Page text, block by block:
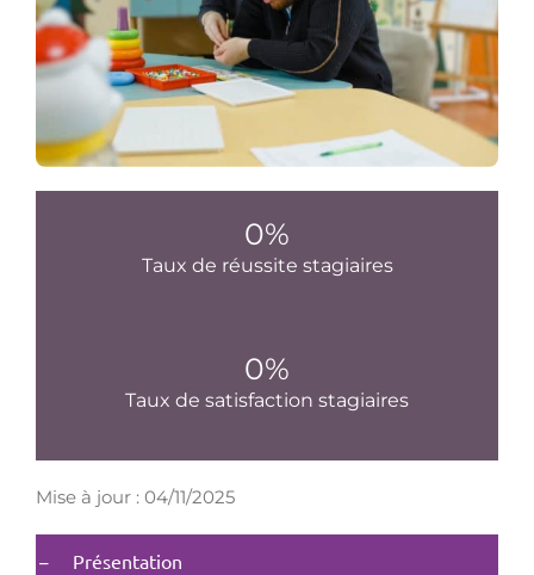
0%
Taux de réussite stagiaires
0%
Taux de satisfaction stagiaires
Mise à jour : 04/11/2025
Présentation